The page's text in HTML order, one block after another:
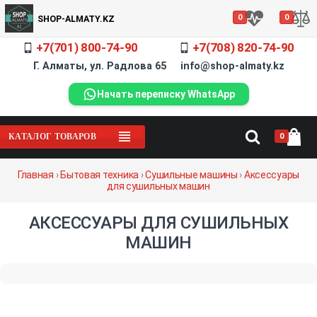
SHOP-ALMATY.KZ 0 0
+7(701) 800-74-90 +7(708) 820-74-90
Г. Алматы, ул. Радлова 65 info@shop-almaty.kz
Начать переписку WhatsApp
КАТАЛОГ ТОВАРОВ 0
Главная ›Бытовая техника ›Сушильные машины ›Аксессуары
для сушильных машин
АКСЕССУАРЫ ДЛЯ СУШИЛЬНЫХ
МАШИН